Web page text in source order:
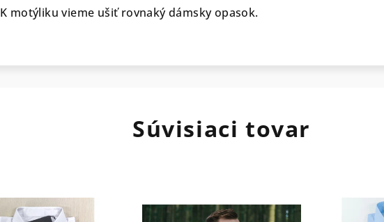
K motýliku vieme ušiť rovnaký dámsky opasok.
Súvisiaci tovar